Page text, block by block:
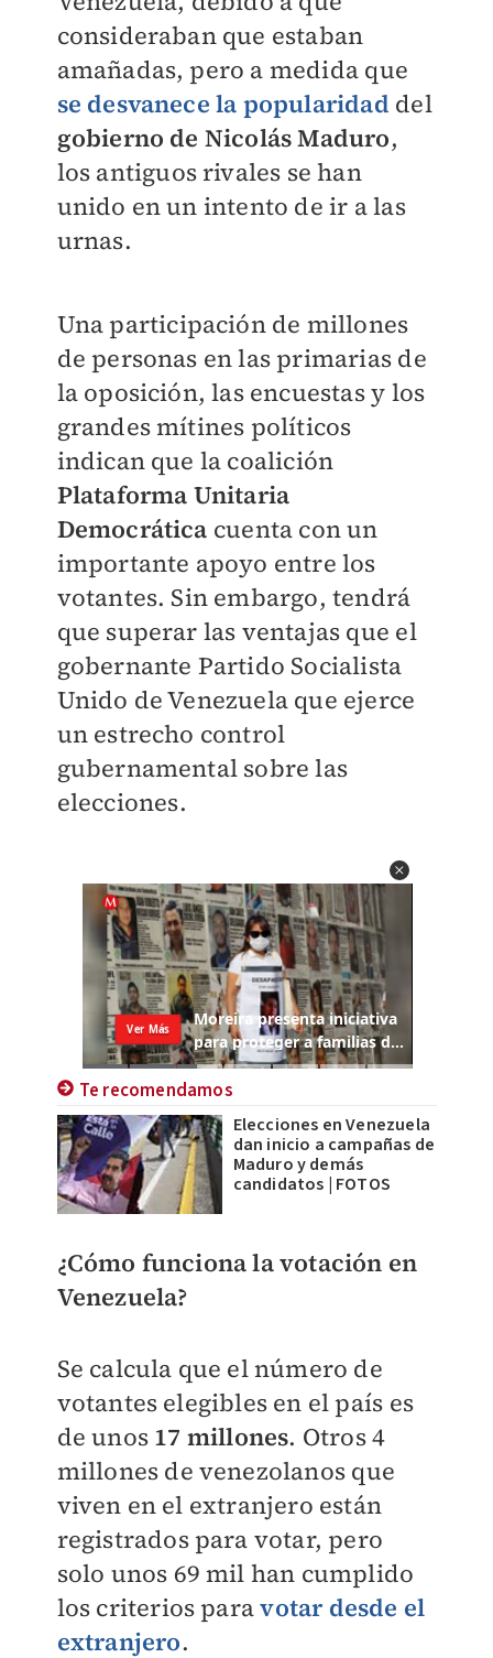
consideraban que estaban
amañadas, pero a medida que
se desvanece la popularidad del
gobierno de Nicolás Maduro,
los antiguos rivales se han
unido en un intento de ir a las
urnas.
Una participación de millones
de personas en las primarias de
la oposición, las encuestas y los
grandes mítines políticos
indican que la coalición
Plataforma Unitaria
Democrática cuenta con un
importante apoyo entre los
votantes. Sin embargo, tendrá
que superar las ventajas que el
gobernante Partido Socialista
Unido de Venezuela que ejerce
un estrecho control
gubernamental sobre las
elecciones.
Te recomendamos
Elecciones en Venezuela
dan inicio a campañas de
Maduro y demás
candidatos | FOTOS
¿Cómo funciona la votación en
Venezuela?
Se calcula que el número de
votantes elegibles en el país es
de unos 17 millones. Otros 4
millones de venezolanos que
viven en el extranjero están
registrados para votar, pero
solo unos 69 mil han cumplido
los criterios paravotar desde el
extranjero.